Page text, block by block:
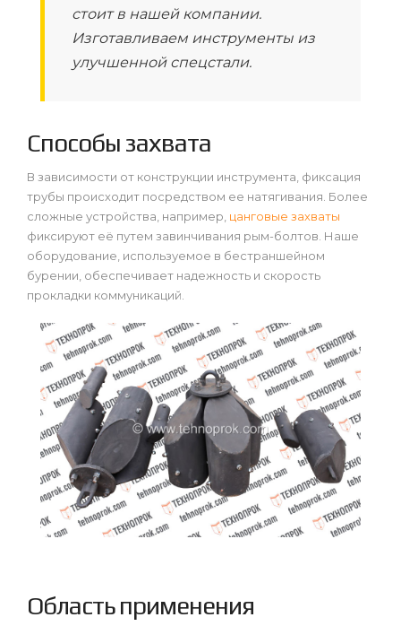
стоит в нашей компании.
Изготавливаем инструменты из
улучшенной спецстали.
Способы захвата
В зависимости от конструкции инструмента, фиксация
трубы происходит посредством ее натягивания. Более
сложные устройства, например, цанговые захваты
фиксируют её путем завинчивания рым-болтов. Наше
оборудование, используемое в бестраншейном
бурении, обеспечивает надежность и скорость
прокладки коммуникаций.
Область применения